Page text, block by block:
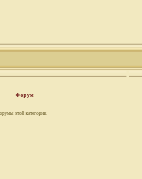
Форум
этой категории.